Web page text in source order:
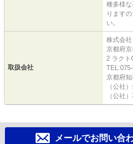
種多様
ります
い。
取扱会社
株式会
京都府
2 ラクト
京都府
（公社
（公社
メールでお問い合